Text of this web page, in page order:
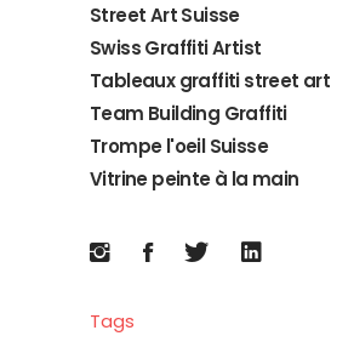
Street Art Suisse
Swiss Graffiti Artist
Tableaux graffiti street art
Team Building Graffiti
Trompe l'oeil Suisse
Vitrine peinte à la main
Tags